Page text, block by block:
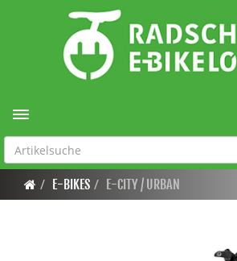
Toggle navigation
E-BIKES E-CITY / URBAN